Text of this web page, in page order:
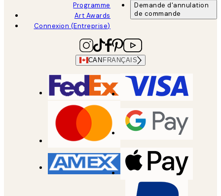
Programme
Art Awards
Connexion (Entreprise)
Demande d'annulation
de commande
CAN FRANÇAIS